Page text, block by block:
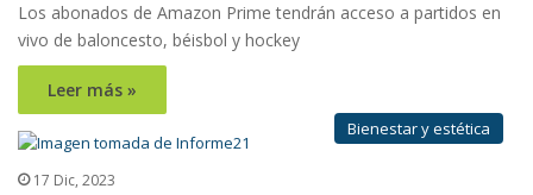
Los abonados de Amazon Prime tendrán acceso a partidos en
vivo de baloncesto, béisbol y hockey
Leer más »
Bienestar y estética
17 Dic, 2023